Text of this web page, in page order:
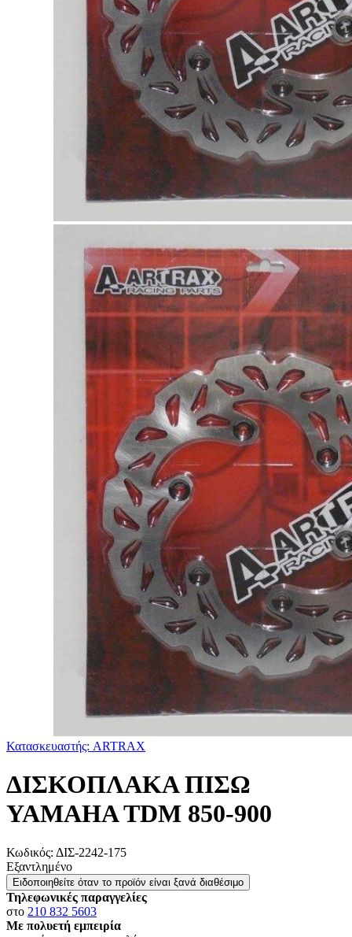
Κατασκευαστής: ARTRAX
ΔΙΣΚΟΠΛΑΚΑ ΠΙΣΩ
YAMAHA TDM 850-900
Κωδικός: ΔΙΣ-2242-175
Εξαντλημένο
Ειδοποιηθείτε όταν το προϊόν είναι ξανά διαθέσιμο
Τηλεφωνικές παραγγελίες
στο 210 832 5603
Με πολυετή εμπειρία